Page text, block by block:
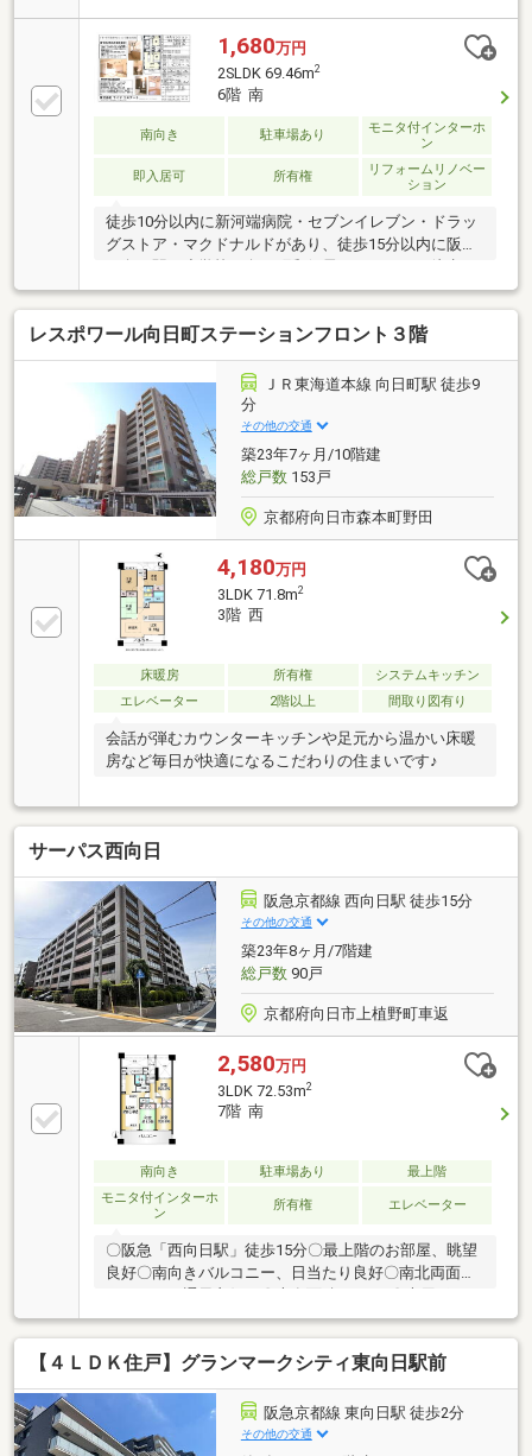
え▼特徴・清水建設(株)設計・施工マンション・最上
階7階部分・専有面積101.96平米の3LDK住戸・ご家族
が集うLDKは2面採光設計・お料理中も会話が弾む対面
式キッチン・足を伸ばして寛げる和室がLDに隣接・全
居室・廊下に収納スペースを設置・トランクルーム有
(月額700円)■ ご希望の住まい探しをお手伝いします
━━━━━・・・物件の詳細・ご相談はお気軽にお問
い合わせください。
1,680万円
2SLDK 69.46m2
6階 南
南向き 駐車場あり
モニタ付インターホ
ン
即入居可 所有権
リフォームリノベー
ション
徒歩10分以内に新河端病院・セブンイレブン・ドラッ
グストア・マクドナルドがあり、徒歩15分以内に阪急
西向日駅・小学校・向日町郵便局があります。徒歩20
分以内にJR長岡京駅・中学校もございますので、生
活・子育てしやすい環境です。
レスポワール向日町ステーションフロント３階
ＪＲ東海道本線 向日町駅 徒歩9
分
その他の交通
築23年7ヶ月/10階建
総戸数153戸
京都府向日市森本町野田
4,180万円
3LDK 71.8m2
3階 西
床暖房 所有権
システムキッチン
エレベーター
2階以上 間取り図有り
会話が弾むカウンターキッチンや足元から温かい床暖
房など毎日が快適になるこだわりの住まいです♪
サーパス西向日
阪急京都線 西向日駅 徒歩15分
その他の交通
築23年8ヶ月/7階建
総戸数90戸
京都府向日市上植野町車返
2,580万円
3LDK 72.53m2
7階 南
南向き 駐車場あり
最上階
モニタ付インターホ
ン
所有権 エレベーター
〇阪急「西向日駅」徒歩15分〇最上階のお部屋、眺望
良好〇南向きバルコニー、日当たり良好〇南北両面バ
チ、トランクルーム付き！〇宅配ボックス、オートロ
ックシステム
【４ＬＤＫ住戸】グランマークシティ東向日駅前
阪急京都線 東向日駅 徒歩2分
その他の交通